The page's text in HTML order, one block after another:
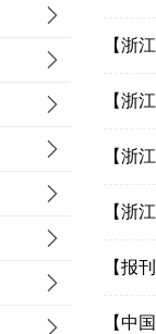
【浙
【浙
【浙
【浙
【报
【中